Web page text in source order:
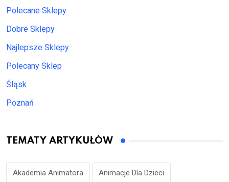
Polecane Sklepy
Dobre Sklepy
Najlepsze Sklepy
Polecany Sklep
Śląsk
Poznań
TEMATY ARTYKUŁÓW
Akademia Animatora Animacje Dla Dzieci